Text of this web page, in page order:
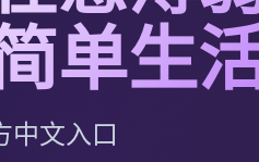
单生
中文入口